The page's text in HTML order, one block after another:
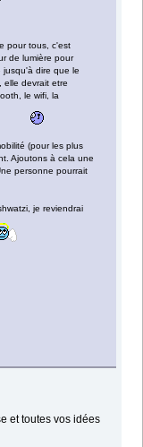
pour tous, c'est
de lumière pour
jusqu'à dire que le
elle devrait etre
le wifi, la
(pour les plus
Ajoutons à cela une
personne pourrait
je reviendrai
et toutes vos idées